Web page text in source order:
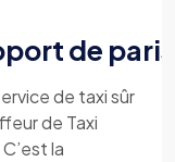
de
de taxi sûr
de Taxi
la